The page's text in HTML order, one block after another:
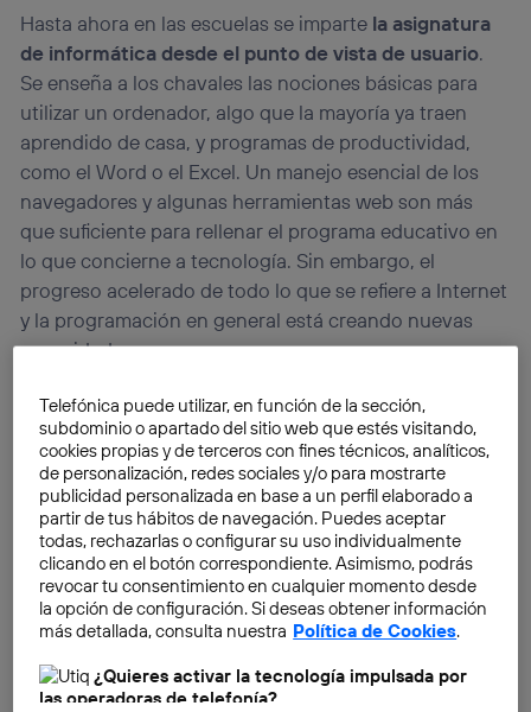
Hasta ahora en las escuelas se imparte la asignatura
de informática desde el punto de vista de usuario.
Se enseña a los chavales las nociones básicas para
utilizar un ordenador, algo que la mayoría ya traen
aprendido de casa, y programas de productividad,
como el Word o el Excel. Un manejo esencial de los
navegadores y algunas herramientas web son más
que suficiente para rellenar el programa educativo en
lo que concierne a tecnología. Sin embargo, el
progreso acelerado de todo lo que se refiere a Internet
y la programación en general está creando nuevas
necesidades.
Telefónica puede utilizar, en función de la sección,
subdominio o apartado del sitio web que estés visitando,
cookies propias y de terceros con fines técnicos, analíticos,
de personalización, redes sociales y/o para mostrarte
publicidad personalizada en base a un perfil elaborado a
partir de tus hábitos de navegación. Puedes aceptar
todas, rechazarlas o configurar su uso individualmente
clicando en el botón correspondiente. Asimismo, podrás
revocar tu consentimiento en cualquier momento desde
la opción de configuración. Si deseas obtener información
más detallada, consulta nuestra Política de Cookies.
¿Quieres activar la tecnología impulsada por
las operadoras de telefonía?